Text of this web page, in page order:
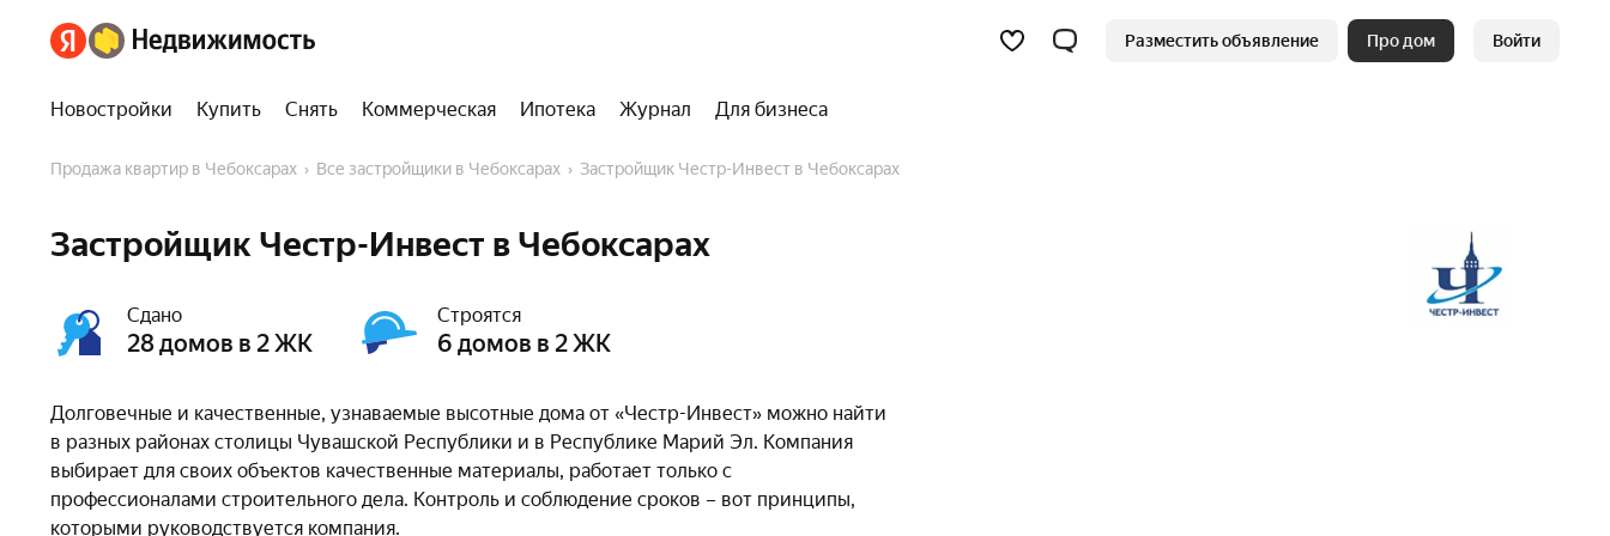
Разместить объявление Про дом Войти
Новостройки Купить Снять Коммерческая Ипотека Журнал Для бизнеса
Продажа квартир в Чебоксарах Все застройщики в Чебоксарах Застройщик Честр-Инвест в Чебоксарах
Застройщик Честр-Инвест в Чебоксарах
Сдано
28 домов в 2 ЖК
Строятся
6 домов в 2 ЖК
Долговечные и качественные, узнаваемые высотные дома от «Честр-Инвест» можно найти
в разных районах столицы Чувашской Республики и в Республике Марий Эл. Компания
выбирает для своих объектов качественные материалы, работает только с
профессионалами строительного дела. Контроль и соблюдение сроков – вот принципы,
которыми руководствуется компания.